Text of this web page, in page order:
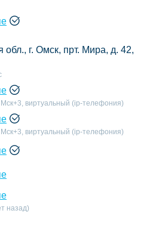
обл., г. Омск, прт. Мира, д. 42,
виртуальный (ip-телефония)
виртуальный (ip-телефония)
назад)